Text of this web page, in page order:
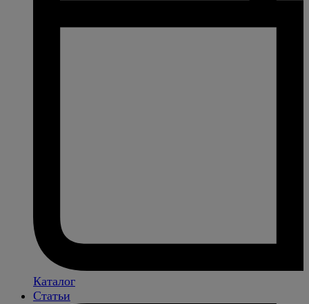
Каталог
Статьи